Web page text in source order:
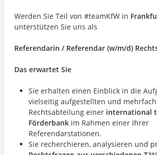
Werden Sie Teil von #teamKfW in
unterstützen Sie uns als
Referendarin / Referendar (w/m/d)
Das erwartet Sie
Sie erhalten einen Einblick in die
vielseitig aufgestellten und
Rechtsabteilung einer international
Förderbank im Rahmen einer Ihrer
Referendarstationen.
Sie recherchieren, analysieren und